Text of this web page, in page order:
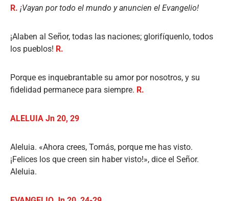
R. ¡Vayan por todo el mundo y anuncien el Evangelio!
¡Alaben al Señor, todas las naciones; glorifíquenlo, todos
los pueblos! R.
Porque es inquebrantable su amor por nosotros, y su
fidelidad permanece para siempre. R.
ALELUIA Jn 20, 29
Aleluia. «Ahora crees, Tomás, porque me has visto.
¡Felices los que creen sin haber visto!», dice el Señor.
Aleluia.